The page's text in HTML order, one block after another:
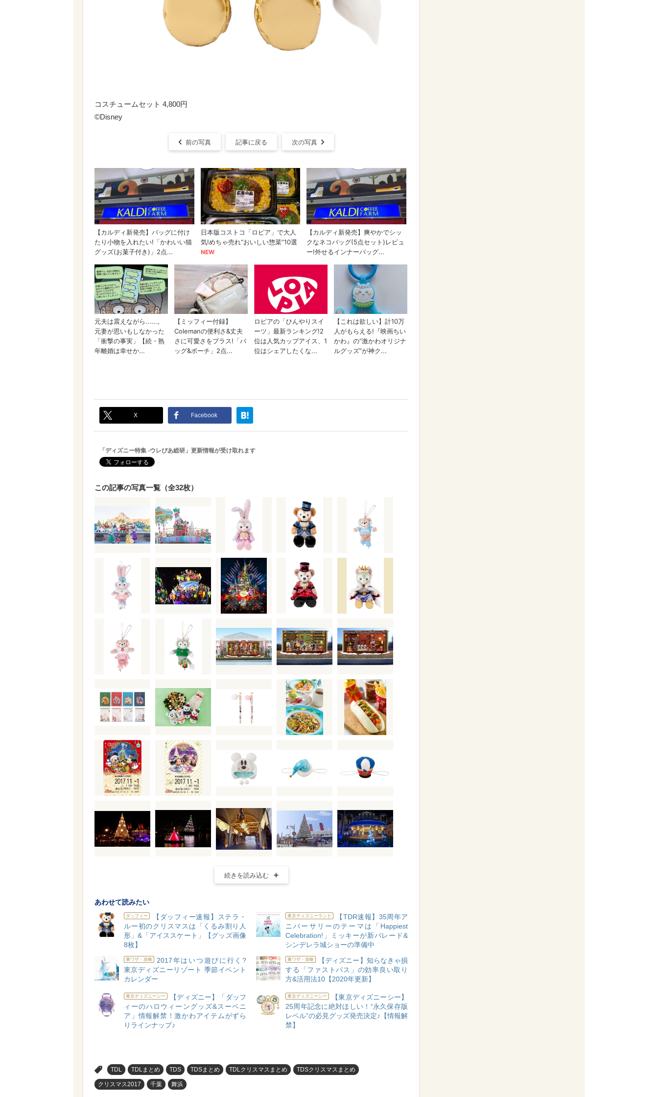
コスチュームセット 4,800円
©︎Disney
前の写真 記事に戻る 次の写真
X Facebook
「ディズニー特集 -ウレぴあ総研」更新情報が受け取れます
この記事の写真一覧（全32枚）
続きを読み込む
あわせて読みたい
ダッフィー
【ダッフィー速報】ステラ・
ルー初のクリスマスは「くるみ割り人
形」&「アイススケート」【グッズ画像
8枚】
東京ディズニーランド
【TDR速報】35周年ア
ニバーサリーのテーマは「Happiest
Celebration!」ミッキーが新パレード&
シンデレラ城ショーの準備中
裏ワザ・攻略
2017年はいつ遊びに行く?
東京ディズニーリゾート 季節イベント
カレンダー
裏ワザ・攻略
【ディズニー】知らなきゃ損
する「ファストパス」の効率良い取り
方&活用法10【2020年更新】
東京ディズニーシー
【ディズニー】「ダッフ
ィーのハロウィーングッズ&スーベニ
ア」情報解禁！激かわアイテムがずら
りラインナップ♪
東京ディズニーシー
【東京ディズニーシー】
25周年記念に絶対ほしい！“永久保存版
レベル”の必見グッズ発売決定♪【情報解
禁】
TDL TDLまとめ TDS TDSまとめ TDLクリスマスまとめ TDSクリスマスまとめ
クリスマス2017 千葉 舞浜